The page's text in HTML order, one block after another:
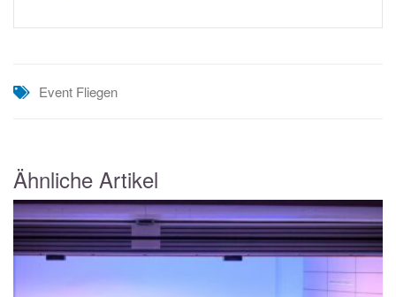
Event Fliegen
Ähnliche Artikel